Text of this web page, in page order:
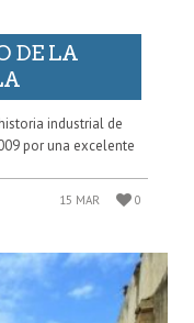
DE LA
industrial de
por una excelente
15 MAR 0